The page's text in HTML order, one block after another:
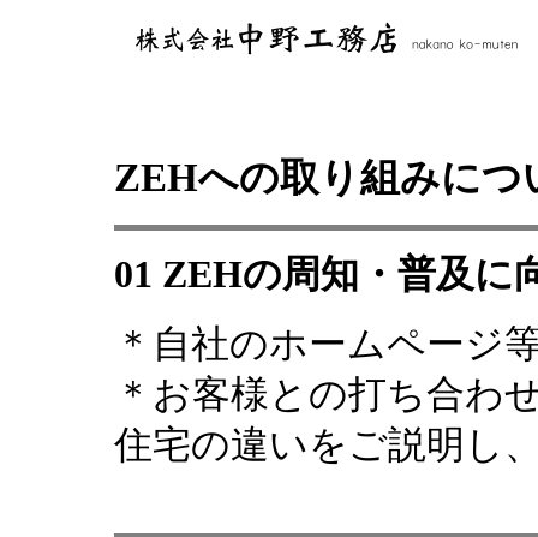
ZEHへの取り組みにつ
01 ZEHの周知・普及に
＊自社のホームページ
＊お客様との打ち合わ
住宅の違いをご説明し